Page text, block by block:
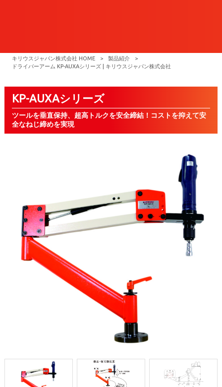
キリウスジャパン株式会社 HOME > 製品紹介
>
ドライバーアーム KP-AUXAシリーズ | キリウスジャパン株式会社
KP-AUXAシリーズ
ツールを垂直保持、超高トルクを安全締結！コストを抑えて安
全なねじ締めを実現